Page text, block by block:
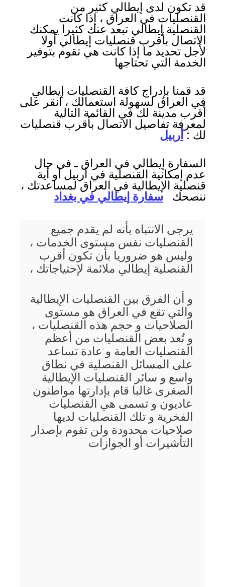
قد تكون لدى إيطالي كثير من
القنصليات في العراق ، إذا كانت
القنصلية إيطالي تبعد عنك كثيرا يمكنك
الاتصال بأقرب قنصليات إيطالي أولا
لأجل تحديد ما إذا كانت هي تقوم بتوفير
الخدمة التي تحتاجها
قد قمنا بإدراج كافة القنصليات إيطالي
في العراق لسهولة استعمالك ، انقر على
أقرب مدينة لك في القائمة التالية
لمعرفة تفاصيل الاتصال بأقرب قنصليات
لك : أربيل
السفارة إيطالي في العراق ـ في حال
عدم إمكانية القنصلية في أربيل أو أية
قنصلية الإيطالية في العراق لمساعدتك ،
ننصحكسفارة إيطالي في بغداد
يرجى الانتباه بأنه لم يقدم جميع
القنصليات نفس مستوى الخدمات ،
وليس هو ضروريا بأن تكون أقرب
القنصلية إيطالي ملائمة لإحتياجاتك ،
و أن الفرق بين القنصليات الإيطالية
والتي تقع في العراق هو مستوى
الصلاحيات و حجم هذه القنصليات ،
و تُعد بعض القنصليات من أعظم
القنصليات العامة و عادة تساعد
على المسائل القنصلية في نطاق
واسع و سائر القنصليات الإيطالية
الصغرى غالبا قام بإدارتها مواطنون
عاديون و تسمى هي القنصليات
الفخرية و تلك القنصليات لديها
صلاحيات محدودة ولن تقوم بإصدار
التأشيرات أو الجوازات